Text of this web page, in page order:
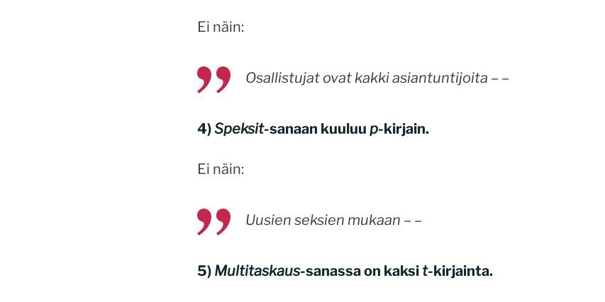
Ei näin:
Osallistujat ovat kakki asiantuntijoita – –
4)Speksit-sanaan kuuluu p-kirjain.
Ei näin:
Uusien seksien mukaan – –
5) Multitaskaus-sanassa on kaksi t-kirjainta.